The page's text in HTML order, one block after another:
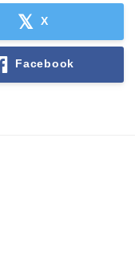
X
Facebook